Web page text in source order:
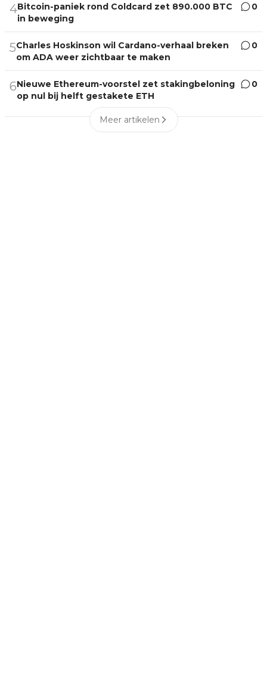
4Bitcoin-paniek rond Coldcard zet 890.000 BTC
in beweging
0
5Charles Hoskinson wil Cardano-verhaal breken
om ADA weer zichtbaar te maken
0
6Nieuwe Ethereum-voorstel zet stakingbeloning
op nul bij helft gestakete ETH
0
Meer artikelen